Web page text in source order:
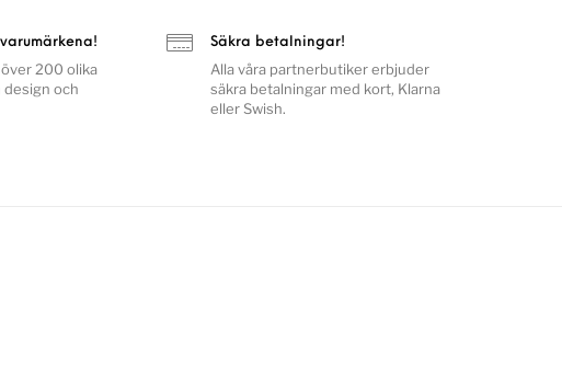
200 olika
design och
Säkra betalningar!
Alla våra partnerbutiker erbjuder
säkra betalningar med kort, Klarna
eller Swish.